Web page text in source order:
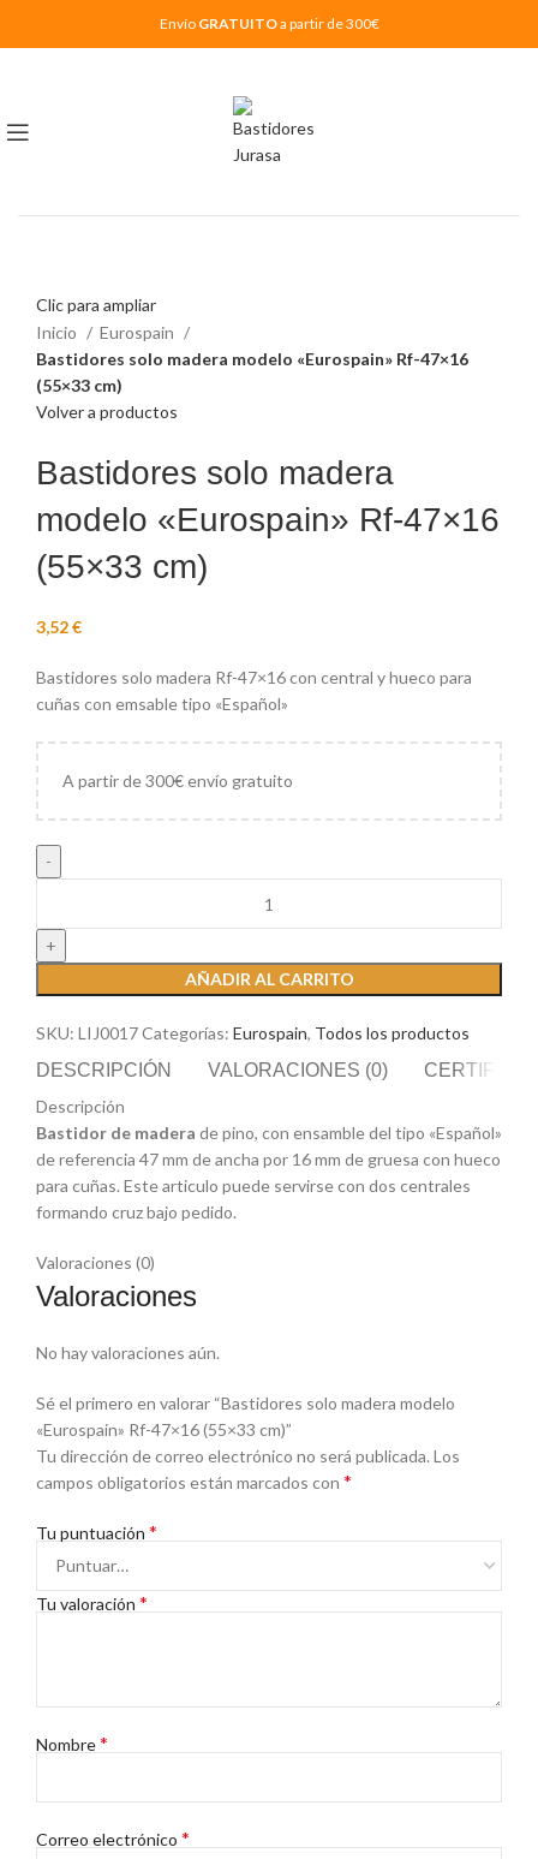
Envío GRATUITOa partir de 300€
Clic para ampliar
Inicio
Eurospain
Bastidores solo madera modelo «Eurospain» Rf-47×16
(55×33 cm)
Volver a productos
Bastidores solo madera
modelo «Eurospain» Rf-47×16
(55×33 cm)
€
Bastidores solo madera Rf-47×16 con central y hueco para
cuñas con emsable tipo «Español»
A partir de 300€ envío gratuito
AÑADIR AL CARRITO
SKU: LIJ0017Categorías: Eurospain, Todos los productos
DESCRIPCIÓN
VALORACIONES (0)
Descripción
Bastidor de madera de pino, con ensamble del tipo «Español»
de referencia 47 mm de ancha por 16 mm de gruesa con hueco
para cuñas. Este articulo puede servirse con dos centrales
formando cruz bajo pedido.
Valoraciones (0)
Valoraciones
No hay valoraciones aún.
Sé el primero en valorar “Bastidores solo madera modelo
«Eurospain» Rf-47×16 (55×33 cm)”
Tu dirección de correo electrónico no será publicada.Los
campos obligatorios están marcados con *
Tu puntuación *
Tu valoración *
Nombre*
Correo electrónico *